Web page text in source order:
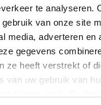
te analyseren.
van onze site
media, adverteren en
gegevens
ze heeft verstrekt of
van uw gebruik van